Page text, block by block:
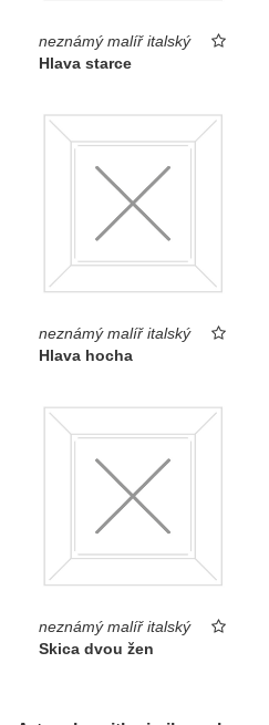
neznámý malíř italský
Hlava starce
neznámý malíř italský
Hlava hocha
neznámý malíř italský
Skica dvou žen